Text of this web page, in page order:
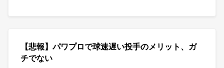
【悲報】パワプロで球速遅い投手のメリット、ガ
チでない